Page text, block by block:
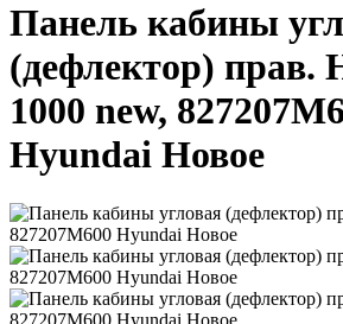
Панель кабины
(дефлектор) прав.
1000 new,
Hyundai Новое